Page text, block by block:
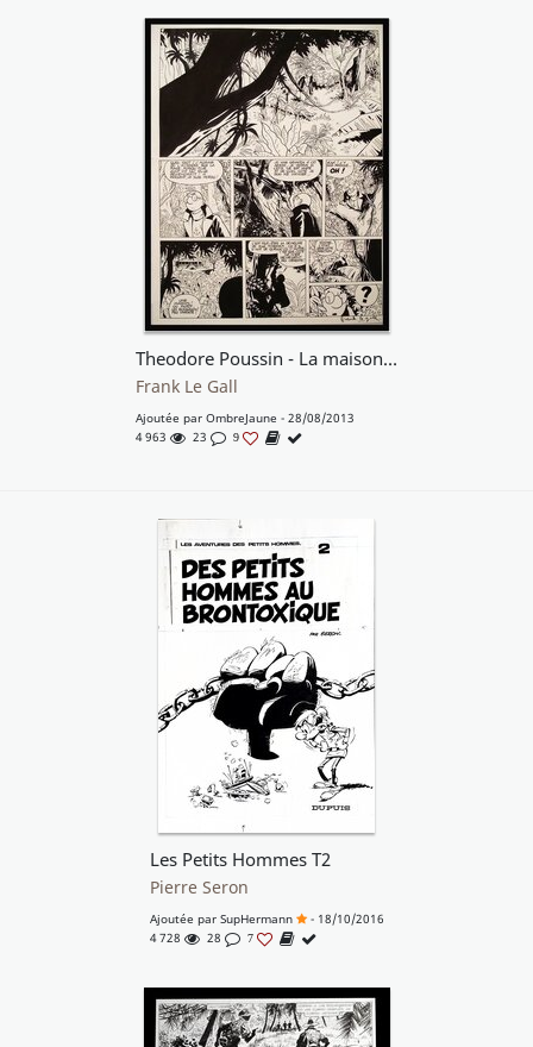
Theodore Poussin - La maison dans l'ile
Frank Le Gall
Ajoutée par OmbreJaune - 28/08/2013
4 963
23 9
Les Petits Hommes T2
Pierre Seron
Ajoutée par SupHermann
- 18/10/2016
4 728
28 7